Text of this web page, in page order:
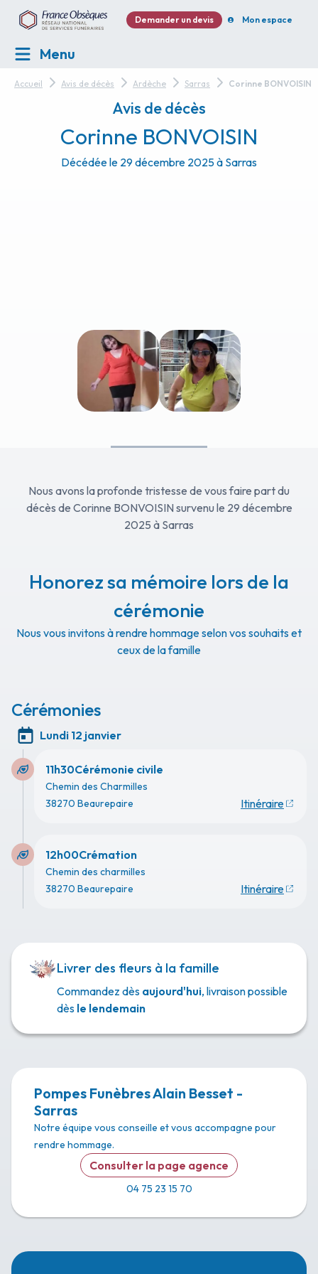
Demander un devis Mon espace
Menu
Accueil Avis de décès Ardèche Sarras Corinne BONVOISIN
Avis de décès
Corinne BONVOISIN
Décédée le 29 décembre 2025 à Sarras
Nous avons la profonde tristesse de vous faire part du
décès de Corinne BONVOISIN survenu le 29 décembre
2025 à Sarras
Honorez sa mémoire lors de la
cérémonie
Nous vous invitons à rendre hommage selon vos souhaits et
ceux de la famille
Cérémonies
Lundi 12 janvier
11h30Cérémonie civile
Chemin des Charmilles
38270 Beaurepaire
Itinéraire
12h00Crémation
Chemin des charmilles
38270 Beaurepaire
Itinéraire
Livrer des fleurs à la famille
Commandez dès aujourd'hui, livraison possible
dès le lendemain
Pompes Funèbres Alain Besset -
Sarras
Notre équipe vous conseille et vous accompagne pour
rendre hommage.
Consulter la page agence
04 75 23 15 70